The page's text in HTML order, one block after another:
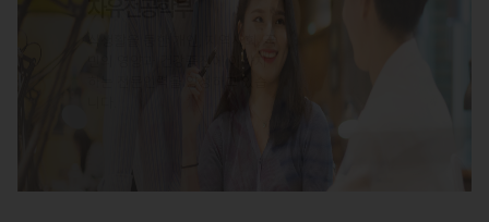
민의 영양과 건강증진에 이바지